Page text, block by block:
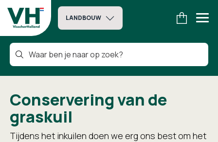
LANDBOUW
Conservering van de
graskuil
Tijdens het inkuilen doen we erg ons best om het